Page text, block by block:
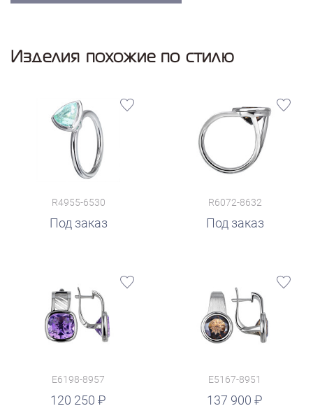
Изделия похожие по стилю
R4955-6530
Под заказ
R6072-8632
Под заказ
E6198-8957
120 250
E5167-8951
137 900
руб.